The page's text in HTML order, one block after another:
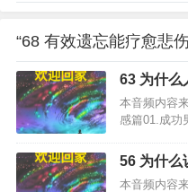
“68 有效遗忘能疗愈悲
63 为什么
本音频内容
感篇01.成功
56 为什么
本音频内容